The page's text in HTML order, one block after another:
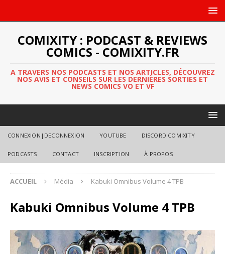
COMIXITY : PODCAST & REVIEWS
COMICS - COMIXITY.FR
A TRAVERS NOS PODCASTS ET NOS ARTICLES, DÉCOUVREZ
NOS AVIS ET CONSEILS SUR LES DERNIÈRES SORTIES ET
NEWS COMICS VO ET VF
CONNEXION|DECONNEXION YOUTUBE DISCORD COMIXITY
PODCASTS CONTACT INSCRIPTION À PROPOS
ACCUEIL Média Kabuki Omnibus Volume 4 TPB
Kabuki Omnibus Volume 4 TPB